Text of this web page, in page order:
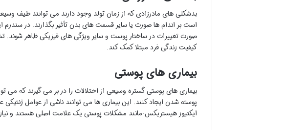
بدشکلی های مادرزادی که از زمان تولد وجود دارند می توانند طیف
است بر اندام ها صورت یا سایر قسمت های بدن تأثیر بگذارند. در سندرم
صورت تغییرات در ساختار پوست و سایر ویژگی های فیزیکی ظاهر
کیفیت زندگی فرد مبتلا کمک کند.
بیماری های پوستی
بیماری های پوستی گستره وسیعی از اختلالات را در بر می گیرند که می
پوسته شدن ایجاد کنند. این بیماری ها می توانند ناشی از عوامل
ایکتیوز هیستریکس-مانند مشکلات پوستی یک علامت اصلی هستند و